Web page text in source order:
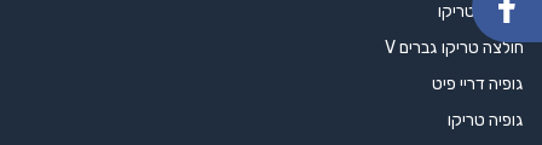
קפוצ'ון טריקו
חולצה טריקו גברים V
גופיה דריי פיט
גופיה טריקו